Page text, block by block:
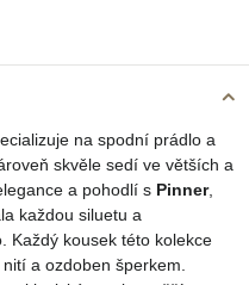
na spodní prádlo a
skvěle sedí ve větších a
a pohodlí s Pinner,
každou siluetu a
Každý kousek této kolekce
a ozdoben šperkem.